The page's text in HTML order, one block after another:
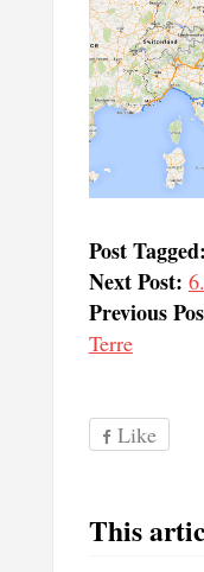
Post Tagged:
Next Post:
Previous
Terre
Like
This